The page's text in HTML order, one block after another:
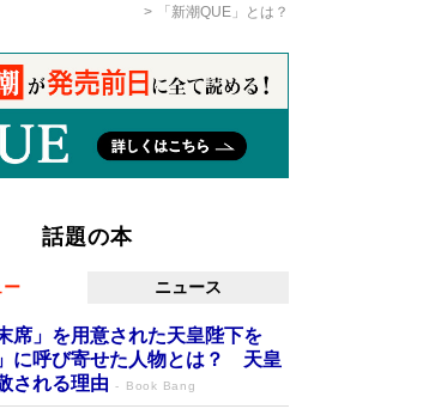
「新潮QUE」とは？
話題の本
ー ニュース
席」を用意された天皇陛下を
に呼び寄せた人物とは？ 天皇
される理由
Book Bang